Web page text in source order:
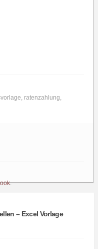
, ratenzahlung,
.
– Excel Vorlage